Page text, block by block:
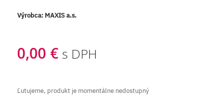
Výrobca: MAXIS a.s.
0,00 € s DPH
Ľutujeme, produkt je momentálne nedostupný